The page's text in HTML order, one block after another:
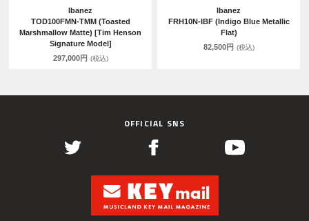
Ibanez
TOD100FMN-TMM (Toasted
Marshmallow Matte) [Tim Henson
Signature Model]
297,000円 (税込)
Ibanez
FRH10N-IBF (Indigo Blue Metallic
Flat)
82,500円 (税込)
OFFICIAL SNS